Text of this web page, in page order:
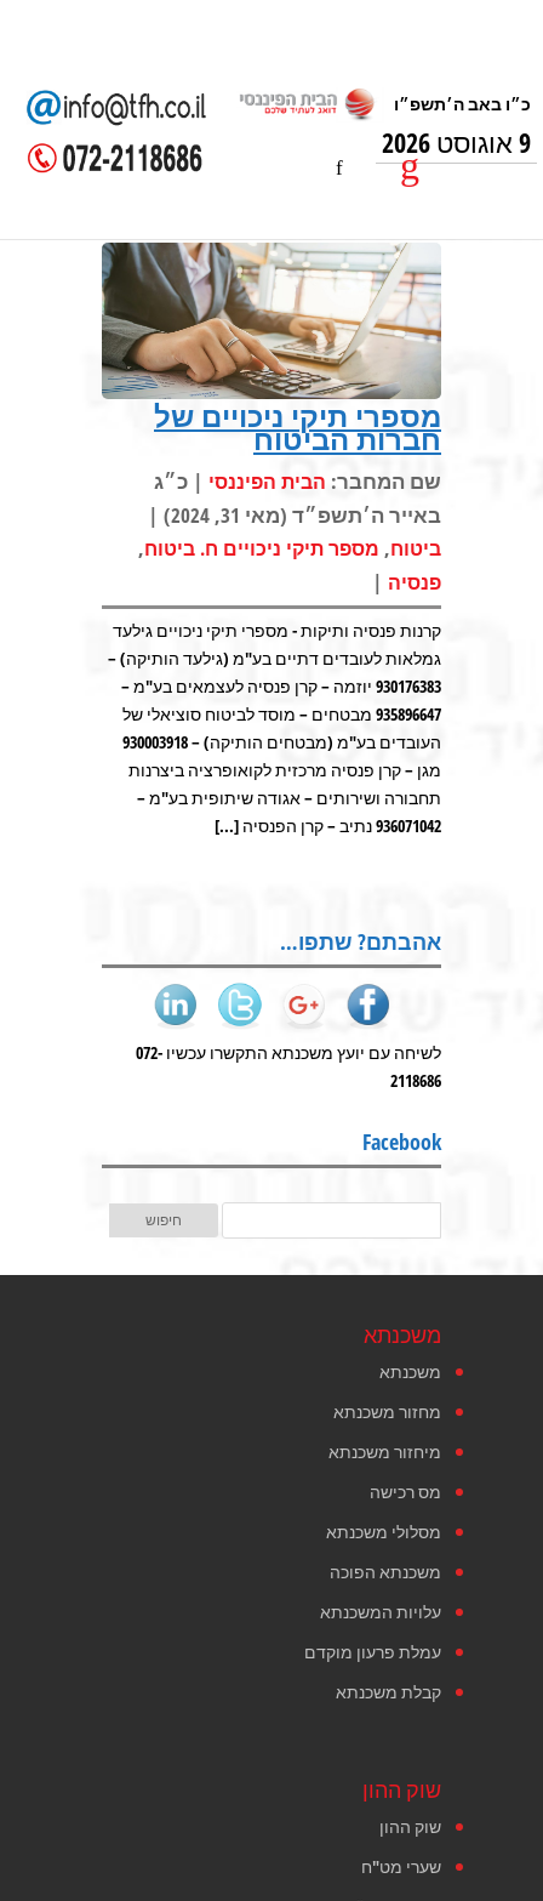
9 אוגוסט 2026
מספרי תיקי ניכויים של
חברות הביטוח
שם המחבר: הבית הפיננסי | כ״ג
באייר ה׳תשפ״ד (מאי 31, 2024) |
ביטוח, מספר תיקי ניכויים ח. ביטוח,
פנסיה |
קרנות פנסיה ותיקות - מספרי תיקי ניכויים גילעד
גמלאות לעובדים דתיים בע"מ (גילעד הותיקה) –
930176383 יוזמה – קרן פנסיה לעצמאים בע"מ –
935896647 מבטחים – מוסד לביטוח סוציאלי של
העובדים בע"מ (מבטחים הותיקה) – 930003918
מגן – קרן פנסיה מרכזית לקואופרציה ביצרנות
תחבורה ושירותים – אגודה שיתופית בע"מ –
936071042 נתיב – קרן הפנסיה [...]
אהבתם? שתפו…
לשיחה עם יועץ משכנתא התקשרו עכשיו 072-
2118686
Facebook
משכנתא
משכנתא
מחזור משכנתא
מיחזור משכנתא
מס רכישה
מסלולי משכנתא
משכנתא הפוכה
עלויות המשכנתא
עמלת פרעון מוקדם
קבלת משכנתא
שוק ההון
שוק ההון
שערי מט"ח